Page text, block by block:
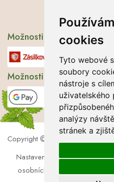
cookies
Tyto webové
soubory
nástroje s
uživatelského
analýzy
stránek a
Možnosti dopravy
Možnosti platby
Copyright
2026 Lbros s.r.o.
Nastavení cookies|Soubory
osobních údajů
Souhlas